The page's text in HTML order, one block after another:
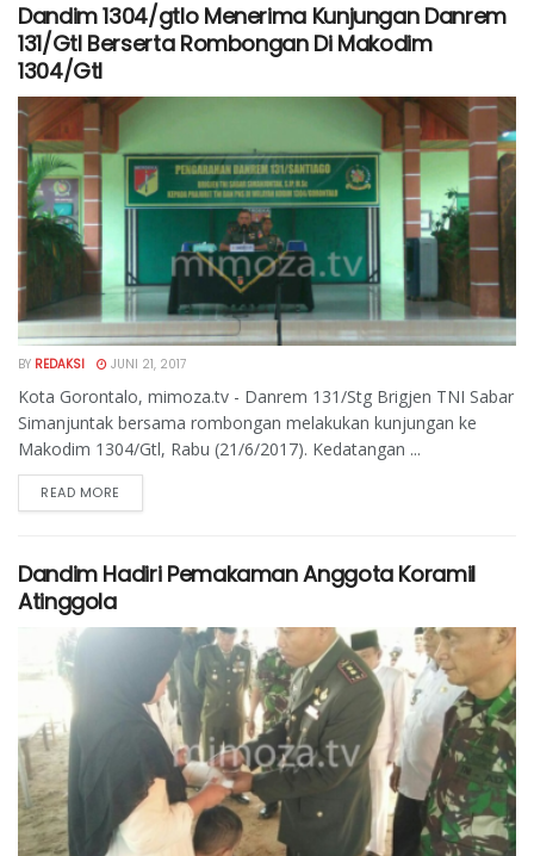
Dandim 1304/gtlo Menerima Kunjungan Danrem
131/Gtl Berserta Rombongan Di Makodim
1304/Gtl
BY REDAKSI JUNI 21, 2017
Kota Gorontalo, mimoza.tv - Danrem 131/Stg Brigjen TNI Sabar
Simanjuntak bersama rombongan melakukan kunjungan ke
Makodim 1304/Gtl, Rabu (21/6/2017). Kedatangan ...
READ MORE
Dandim Hadiri Pemakaman Anggota Koramil
Atinggola